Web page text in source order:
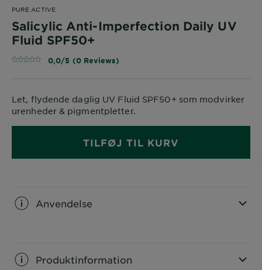
PURE ACTIVE
Salicylic Anti-Imperfection Daily UV
Fluid SPF50+
0,0/5 (0 Reviews)
Let, flydende daglig UV Fluid SPF50+ som modvirker
urenheder & pigmentpletter.
TILFØJ TIL KURV
Anvendelse
Produktinformation